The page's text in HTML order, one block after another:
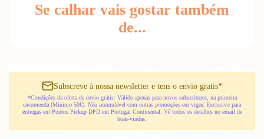
Se calhar vais gostar também
de...
Subscreve à nossa newsletter e tens o envio gratis*
*Condições da oferta de envio grátis: Válido apenas para novos subscritores, na primeira
encomenda (Mínimo 50€). Não acumulável com outras promoções em vigor. Exclusivo para
entregas em Pontos Pickup DPD em Portugal Continental. Vê todos os detalhes no email de
boas-vindas.